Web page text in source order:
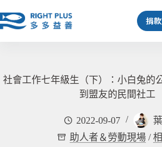
至
容
捐
社會工作七年級生（下）：小白兔的
到盟友的民間社工
2022-09-07
助人者＆勞動現場 /